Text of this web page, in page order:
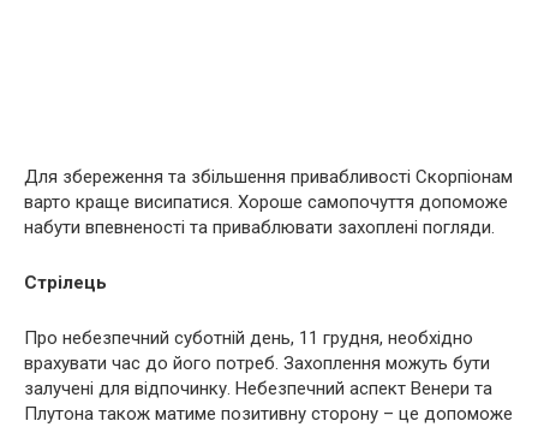
Для збереження та збільшення привабливості Скорпіонам
варто краще висипатися. Хороше самопочуття допоможе
набути впевненості та приваблювати захоплені погляди.
Стрілець
Про небезпечний суботній день, 11 грудня, необхідно
врахувати час до його потреб. Захоплення можуть бути
залучені для відпочинку. Небезпечний аспект Венери та
Плутона також матиме позитивну сторону – це допоможе